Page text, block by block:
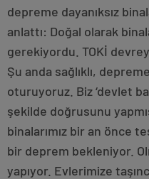
depreme dayanıksız
anlattı: Doğal olarak
gerekiyordu. TOKİ
Şu anda sağlıklı,
oturuyoruz. Biz ‘devlet
şekilde doğrusunu
binalarımız bir an önce
bir deprem bekleniyor.
yapıyor. Evlerimize